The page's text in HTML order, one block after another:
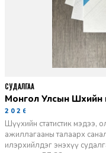
Монгол Улсын
2026-06-11
Шүүхийн статистик мэдээ,
ажиллагааны талаарх
илэрхийлдэг энэхүү
СУДАЛГАА